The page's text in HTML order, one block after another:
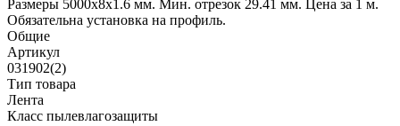
Размеры 5000x8x1.6 мм. Мин. отрезок 29.41 мм. Цена за 1 м.
Обязательна установка на профиль.
Общие
Артикул
031902(2)
Тип товара
Лента
Класс пылевлагозащиты